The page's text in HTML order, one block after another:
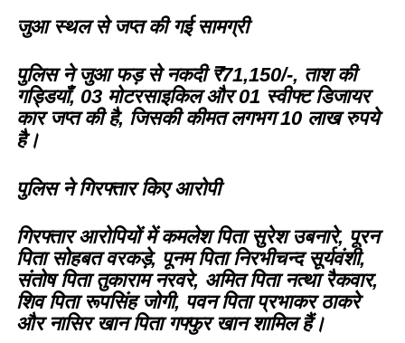
जुआ स्थल से जप्त की गई सामग्री
पुलिस ने जुआ फड़ से नकदी ₹71,150/-, ताश की
गड्डियाँ, 03 मोटरसाइकिल और 01 स्वीफ्ट डिजायर
कार जप्त की है, जिसकी कीमत लगभग 10 लाख रुपये
है।
पुलिस ने गिरफ्तार किए आरोपी
गिरफ्तार आरोपियों में कमलेश पिता सुरेश उबनारे, पूरन
पिता सोहबत वरकड़े, पूनम पिता निरभीचन्द सूर्यवंशी,
संतोष पिता तुकाराम नरवरे, अमित पिता नत्था रैकवार,
शिव पिता रूपसिंह जोगी, पवन पिता प्रभाकर ठाकरे
और नासिर खान पिता गफ्फुर खान शामिल हैं।